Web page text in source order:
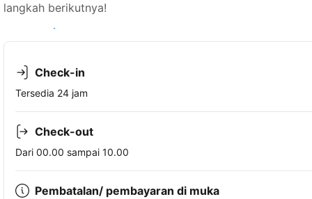
langkah berikutnya!
Lihat ketersediaan
Check-in
Tersedia 24 jam
Check-out
Dari 00.00 sampai 10.00
Pembatalan/ pembayaran di muka